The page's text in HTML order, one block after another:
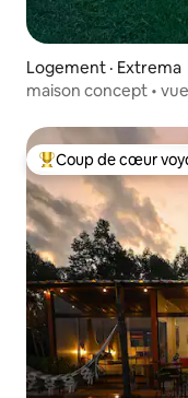
Logement · Extrema
maison concept •
Coup de cœur
Coup de cœur